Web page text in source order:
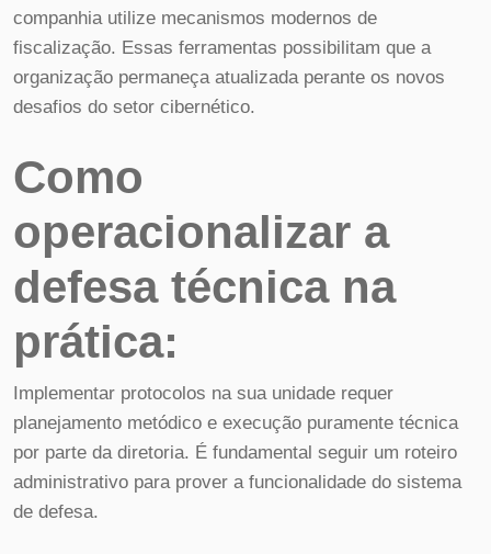
companhia utilize mecanismos modernos de
fiscalização. Essas ferramentas possibilitam que a
organização permaneça atualizada perante os novos
desafios do setor cibernético.
Como
operacionalizar a
defesa técnica na
prática:
Implementar protocolos na sua unidade requer
planejamento metódico e execução puramente técnica
por parte da diretoria. É fundamental seguir um roteiro
administrativo para prover a funcionalidade do sistema
de defesa.